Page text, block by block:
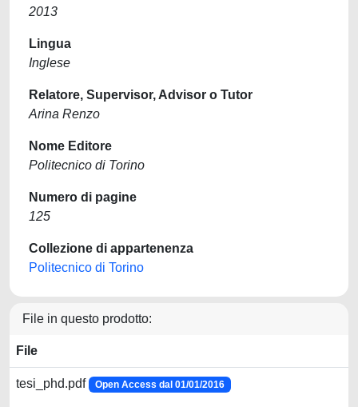
2013
Lingua
Inglese
Relatore, Supervisor, Advisor o Tutor
Arina Renzo
Nome Editore
Politecnico di Torino
Numero di pagine
125
Collezione di appartenenza
Politecnico di Torino
File in questo prodotto:
File
tesi_phd.pdf Open Access dal 01/01/2016